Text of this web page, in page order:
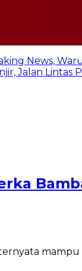
News,
Jalan